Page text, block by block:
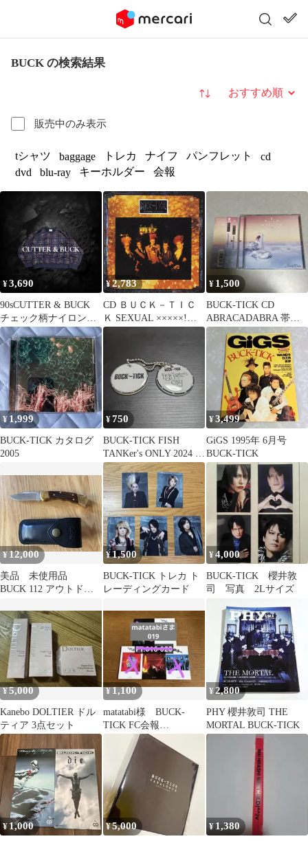
BUCK の検索結果
販売中のみ表示
並び替え
tシャツ baggage トレカ ナイフ パンフレット
cd
dvd
blu-ray キーホルダー 会報
¥3,690
90sCUTTER & BUCK
チェック柄ナイロンス
ウェットボックスシル
エット
¥2,783
CD ＢＵＣＫ－ＴＩＣ
Ｋ SEXUAL ×××××!
VICL60961 Victor
/00110
¥ 1,500
BUCK-TICK CD
ABRACADABRA 帯付
き
¥ 1,999
BUCK-TICK カタログ
2005
¥750
BUCK-TICK FISH
TANKer's ONLY 2024 キ
ーホルダー
¥3,499
GiGS 1995年 6月号
BUCK-TICK
¥12,000
美品 未使用品
BUCK 112 アウトドア
ンテージ
¥1,500
BUCK-TICK トレカ ト
レーディングカード
¥4,000
BUCK-TICK 櫻井敦
司 写真 2Lサイズ
¥5,000
Kanebo DOLTIER ドル
ティア 3点セット
¥1,100
matatabi様 BUCK-
TICK FC会報
【FT.019】
¥2,800
PHY 櫻井敦司 THE
MORTAL BUCK-TICK
¥ 1,000 ¥5,000 ¥1,380